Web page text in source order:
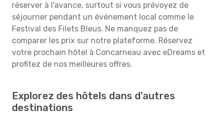
réserver à l'avance, surtout si vous prévoyez de
séjourner pendant un événement local comme le
Festival des Filets Bleus. Ne manquez pas de
comparer les prix sur notre plateforme. Réservez
votre prochain hôtel à Concarneau avec eDreams et
profitez de nos meilleures offres.
Explorez des hôtels dans d'autres
destinations